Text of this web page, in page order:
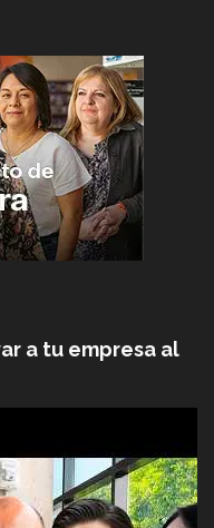
a tu empresa al